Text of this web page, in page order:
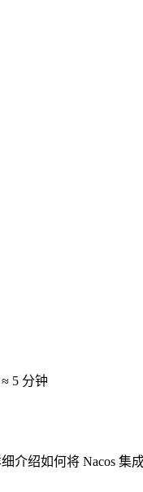
5 分钟
介绍如何将 Nacos